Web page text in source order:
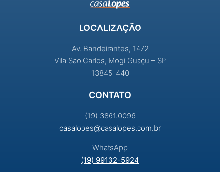
LOCALIZAÇÃO
Av. Bandeirantes, 1472
Vila Sao Carlos, Mogi Guaçu – SP
13845-440
CONTATO
(19) 3861.0096
casalopes@casalopes.com.br
WhatsApp
(19) 99132-5924